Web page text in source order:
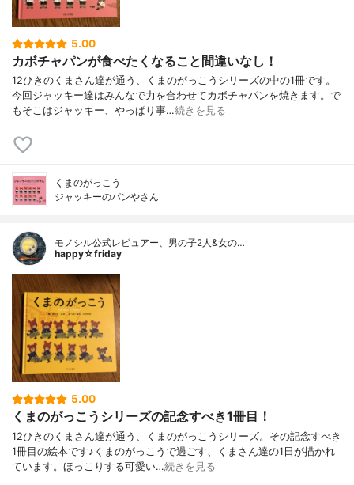
5.00
カボチャパンが食べたくなること間違いなし！
12ひきのくまさん達が通う、くまのがっこうシリーズの中の1冊です。
今回ジャッキー達はみんなで力を合わせてカボチャパンを焼きます。で
もそこはジャッキー、やっぱり事…続きを見る
くまのがっこう
ジャッキーのパンやさん
モノシル公式レビュアー、男の子2人&女の…
happy☆friday
5.00
くまのがっこうシリーズの記念すべき1冊目！
12ひきのくまさん達が通う、くまのがっこうシリーズ。その記念すべき
1冊目の絵本です♪くまのがっこうで過ごす、くまさん達の1日が描かれ
ています。ほっこりする可愛い…続きを見る